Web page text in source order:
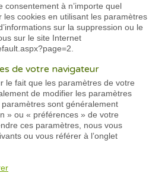
consentement à n’importe quel
cookies en utilisant les paramètres
sur la suppression ou le
sur le site Internet
de votre navigateur
le fait que les paramètres de votre
de modifier les paramètres
sont généralement
» ou « préférences » de votre
ces paramètres, nous vous
ou vous référer à l’onglet